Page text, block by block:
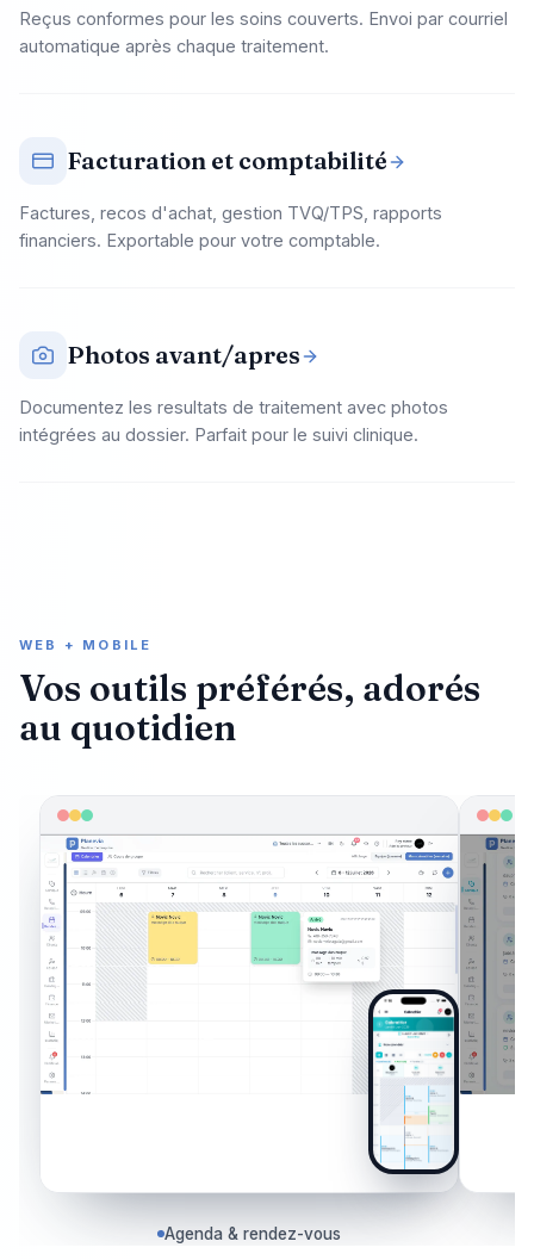
Reçus conformes pour les soins couverts. Envoi par courriel
automatique après chaque traitement.
Facturation et comptabilité
Factures, recos d'achat, gestion TVQ/TPS, rapports
financiers. Exportable pour votre comptable.
Photos avant/apres
Documentez les resultats de traitement avec photos
intégrées au dossier. Parfait pour le suivi clinique.
WEB + MOBILE
Vos outils préférés, adorés
au quotidien
Agenda & rendez-vous